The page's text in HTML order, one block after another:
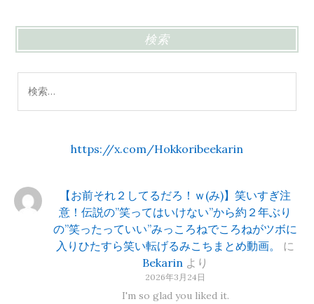
検索
索:
https://x.com/Hokkoribeekarin
【お前それ２してるだろ！ｗ(み)】笑いすぎ注
意！伝説の”笑ってはいけない”から約２年ぶり
の”笑ったっていい”みっころねでころねがツボに
入りひたすら笑い転げるみこちまとめ動画。
に
Bekarin より
2026年3月24日
I'm so glad you liked it.